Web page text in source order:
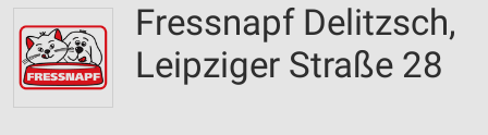
Fressnapf Delitzsch,
Leipziger Straße 28